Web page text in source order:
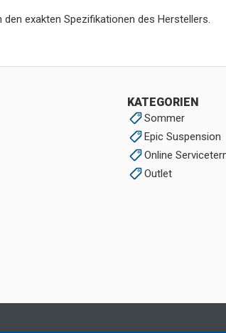
exakten Spezifikationen des Herstellers.
KATEGORIEN
Sommer
Epic Suspension
Online
Outlet